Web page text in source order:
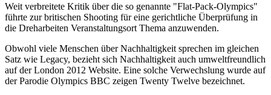
Weit verbreitete Kritik über die so genannte "Flat-Pack-Olympics"
führte zur britischen Shooting für eine gerichtliche Überprüfung in
die Dreharbeiten Veranstaltungsort Thema anzuwenden.
Obwohl viele Menschen über Nachhaltigkeit sprechen im gleichen
Satz wie Legacy, bezieht sich Nachhaltigkeit auch umweltfreundlich
auf der London 2012 Website. Eine solche Verwechslung wurde auf
der Parodie Olympics BBC zeigen Twenty Twelve bezeichnet.